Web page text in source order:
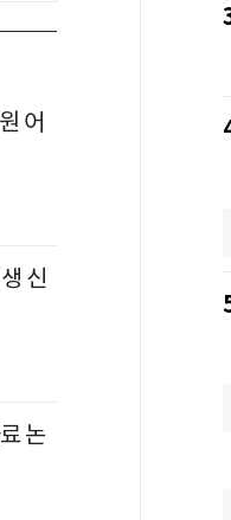
어
신
논